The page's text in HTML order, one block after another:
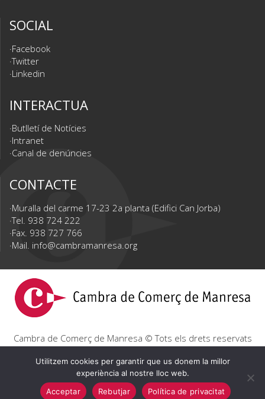
SOCIAL
Facebook
Twitter
Linkedin
INTERACTUA
Butlletí de Notícies
Intranet
Canal de denúncies
CONTACTE
Muralla del carme 17-23 2a planta (Edifici Can Jorba)
Tel. 938 724 222
Fax. 938 727 766
Mail. info@cambramanresa.org
Cambra de Comerç de Manresa © Tots els drets reservats
Avís Legal Política de privacitat Política de cookies
Utilitzem cookies per garantir que us donem la millor
experiència al nostre lloc web.
Acceptar
Rebutjar Política de privacitat